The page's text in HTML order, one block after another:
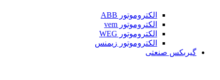
الکتروموتور ABB
الکتروموتور vem
الکتروموتور WEG
الکتروموتور زیمنس
گیربکس صنعتی